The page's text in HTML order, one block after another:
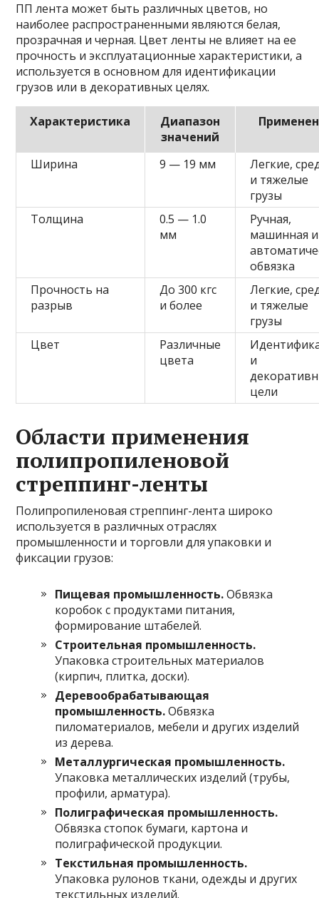
ПП лента может быть различных цветов, но
наиболее распространенными являются белая,
прозрачная и черная. Цвет ленты не влияет на ее
прочность и эксплуатационные характеристики, а
используется в основном для идентификации
грузов или в декоративных целях.
Характеристика
Диапазон
значений
Ширина 9 — 19 мм
Легкие,
и тяжелые
грузы
Толщина
0.5 — 1.0
мм
Ручная,
машинная и
обвязка
Прочность на
разрыв
До 300 кгс
и более
Легкие,
и тяжелые
грузы
Цвет
Различные
цвета
и
цели
Области применения
полипропиленовой
стреппинг-ленты
Полипропиленовая стреппинг-лента широко
используется в различных отраслях
промышленности и торговли для упаковки и
фиксации грузов:
Пищевая промышленность.Обвязка
коробок с продуктами питания,
формирование штабелей.
Строительная промышленность.
Упаковка строительных материалов
(кирпич, плитка, доски).
Деревообрабатывающая
промышленность.Обвязка
пиломатериалов, мебели и других изделий
из дерева.
Металлургическая промышленность.
Упаковка металлических изделий (трубы,
профили, арматура).
Полиграфическая промышленность.
Обвязка стопок бумаги, картона и
полиграфической продукции.
Текстильная промышленность.
Упаковка рулонов ткани, одежды и других
текстильных изделий.